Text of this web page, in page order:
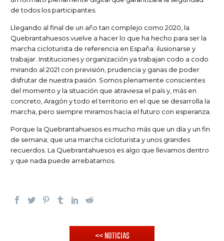
de todos los participantes.
Llegando al final de un año tan complejo como 2020, la
Quebrantahuesos vuelve a hacer lo que ha hecho para ser la
marcha cicloturista de referencia en España: ilusionarse y
trabajar. Instituciones y organización ya trabajan codo a codo
mirando al 2021 con previsión, prudencia y ganas de poder
disfrutar de nuestra pasión. Somos plenamente conscientes
del momento y la situación que atraviesa el país y, más en
concreto, Aragón y todo el territorio en el que se desarrolla la
marcha, pero siempre miramos hacia el futuro con esperanza.
Porque la Quebrantahuesos es mucho más que un día y un fin
de semana; que una marcha cicloturista y unos grandes
recuerdos. La Quebrantahuesos es algo que llevamos dentro
y que nada puede arrebatarnos.
<< NOTICIAS